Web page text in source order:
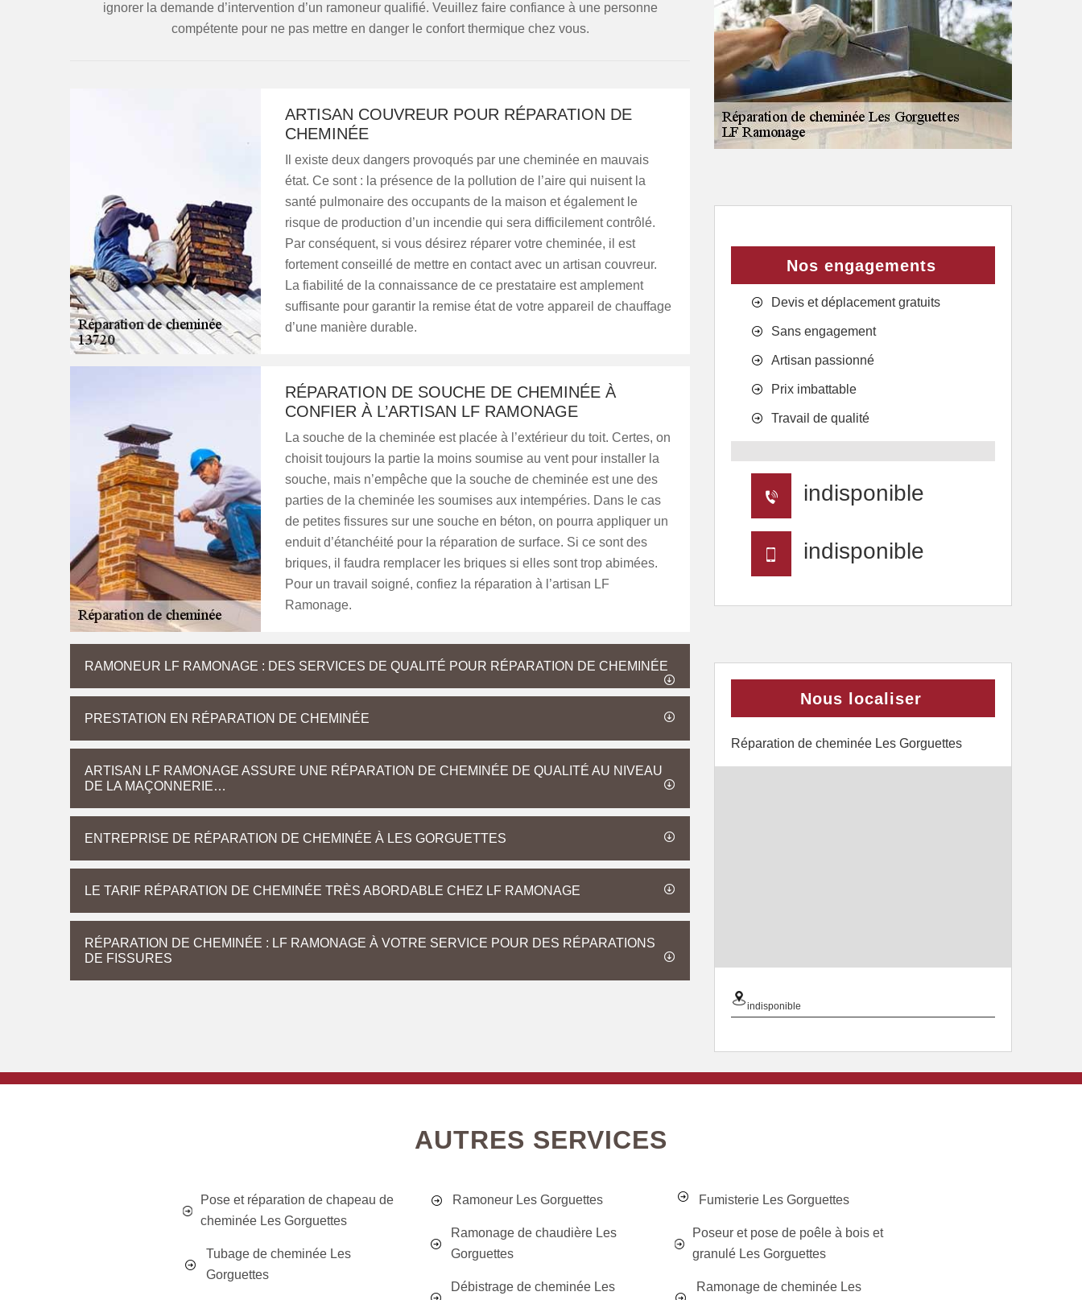
ignorer la demande d’intervention d’un ramoneur qualifié. Veuillez faire confiance à une personne
compétente pour ne pas mettre en danger le confort thermique chez vous.
ARTISAN COUVREUR POUR RÉPARATION DE
CHEMINÉE
Il existe deux dangers provoqués par une cheminée en mauvais
état. Ce sont : la présence de la pollution de l’aire qui nuisent la
santé pulmonaire des occupants de la maison et également le
risque de production d’un incendie qui sera difficilement contrôlé.
Par conséquent, si vous désirez réparer votre cheminée, il est
fortement conseillé de mettre en contact avec un artisan couvreur.
La fiabilité de la connaissance de ce prestataire est amplement
suffisante pour garantir la remise état de votre appareil de chauffage
d’une manière durable.
RÉPARATION DE SOUCHE DE CHEMINÉE À
CONFIER À L’ARTISAN LF RAMONAGE
La souche de la cheminée est placée à l’extérieur du toit. Certes, on
choisit toujours la partie la moins soumise au vent pour installer la
souche, mais n’empêche que la souche de cheminée est une des
parties de la cheminée les soumises aux intempéries. Dans le cas
de petites fissures sur une souche en béton, on pourra appliquer un
enduit d’étanchéité pour la réparation de surface. Si ce sont des
briques, il faudra remplacer les briques si elles sont trop abimées.
Pour un travail soigné, confiez la réparation à l’artisan LF
Ramonage.
RAMONEUR LF RAMONAGE : DES SERVICES DE QUALITÉ POUR RÉPARATION DE CHEMINÉE
PRESTATION EN RÉPARATION DE CHEMINÉE
ARTISAN LF RAMONAGE ASSURE UNE RÉPARATION DE CHEMINÉE DE QUALITÉ AU NIVEAU
DE LA MAÇONNERIE…
ENTREPRISE DE RÉPARATION DE CHEMINÉE À LES GORGUETTES
LE TARIF RÉPARATION DE CHEMINÉE TRÈS ABORDABLE CHEZ LF RAMONAGE
RÉPARATION DE CHEMINÉE : LF RAMONAGE À VOTRE SERVICE POUR DES RÉPARATIONS
DE FISSURES
Nos engagements
Devis et déplacement gratuits
Sans engagement
Artisan passionné
Prix imbattable
Travail de qualité
indisponible
indisponible
Nous localiser
Réparation de cheminée Les Gorguettes
indisponible
AUTRES SERVICES
Pose et réparation de chapeau de
cheminée Les Gorguettes
Tubage de cheminée Les
Gorguettes
Ramoneur Les Gorguettes
Ramonage de chaudière Les
Gorguettes
Débistrage de cheminée Les
Fumisterie Les Gorguettes
Poseur et pose de poêle à bois et
granulé Les Gorguettes
Ramonage de cheminée Les